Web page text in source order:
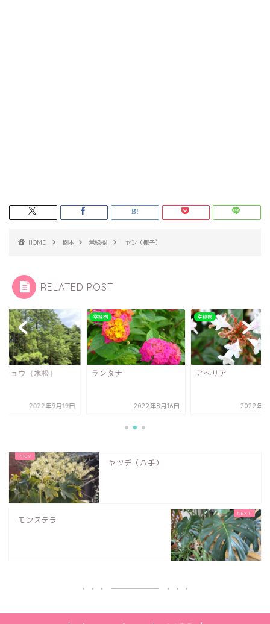
HOME 樹木 常緑樹 ヤシ（椰子）
RELATED POST
ショウ（水松）
2022年9月19日
常緑樹
ランタナ
2022年8月16日
常緑樹
アベリア
2022年7
ヤツデ（八手）
モンステラ